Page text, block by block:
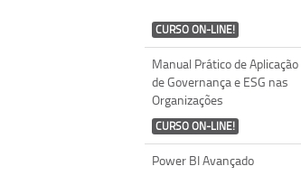
CURSO ON-LINE!
Manual Prático de Aplicação
de Governança e ESG nas
Organizações
CURSO ON-LINE!
Power BI Avançado